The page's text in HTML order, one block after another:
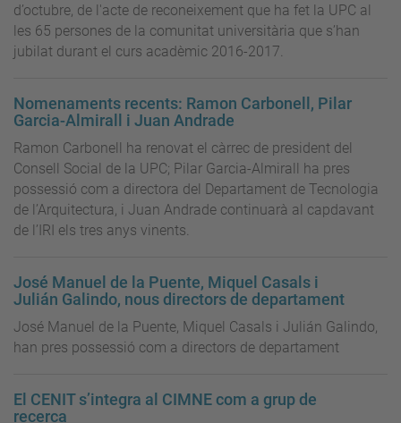
d’octubre, de l'acte de reconeixement que ha fet la UPC al
les 65 persones de la comunitat universitària que s’han
jubilat durant el curs acadèmic 2016-2017.
Nomenaments recents: Ramon Carbonell, Pilar
Garcia-Almirall i Juan Andrade
Ramon Carbonell ha renovat el càrrec de president del
Consell Social de la UPC; Pilar Garcia-Almirall ha pres
possessió com a directora del Departament de Tecnologia
de l’Arquitectura, i Juan Andrade continuarà al capdavant
de l’IRI els tres anys vinents.
José Manuel de la Puente, Miquel Casals i
Julián Galindo, nous directors de departament
José Manuel de la Puente, Miquel Casals i Julián Galindo,
han pres possessió com a directors de departament
El CENIT s’integra al CIMNE com a grup de
recerca